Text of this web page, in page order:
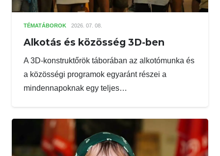
TÉMATÁBOROK 2026. 07. 08.
Alkotás és közösség 3D-ben
A 3D-konstruktőrök táborában az alkotómunka és
a közösségi programok egyaránt részei a
mindennapoknak egy teljes…